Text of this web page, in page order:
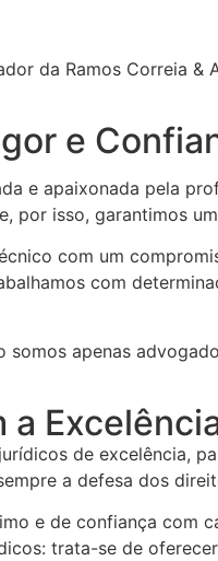
da Ramos Correia &
e
e apaixonada pela
por isso, garantimos
com um
com
somos apenas
a
de excelência,
a defesa dos
e de confiança com
trata-se de